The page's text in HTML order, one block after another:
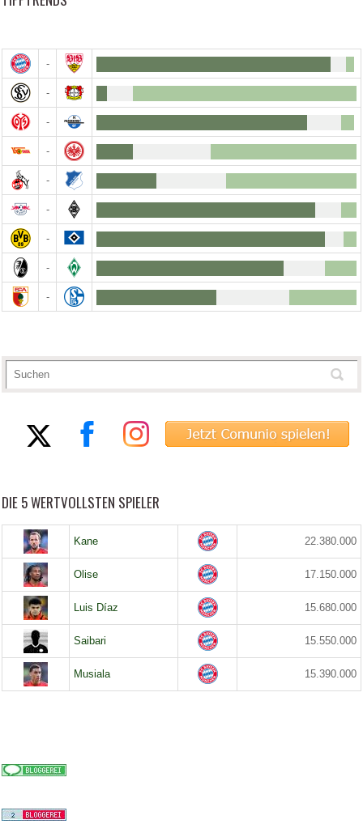
-
-
-
-
-
-
-
-
-
DIE 5 WERTVOLLSTEN SPIELER
Kane 22.380.000
Olise 17.150.000
Luis Díaz 15.680.000
Saibari 15.550.000
Musiala 15.390.000